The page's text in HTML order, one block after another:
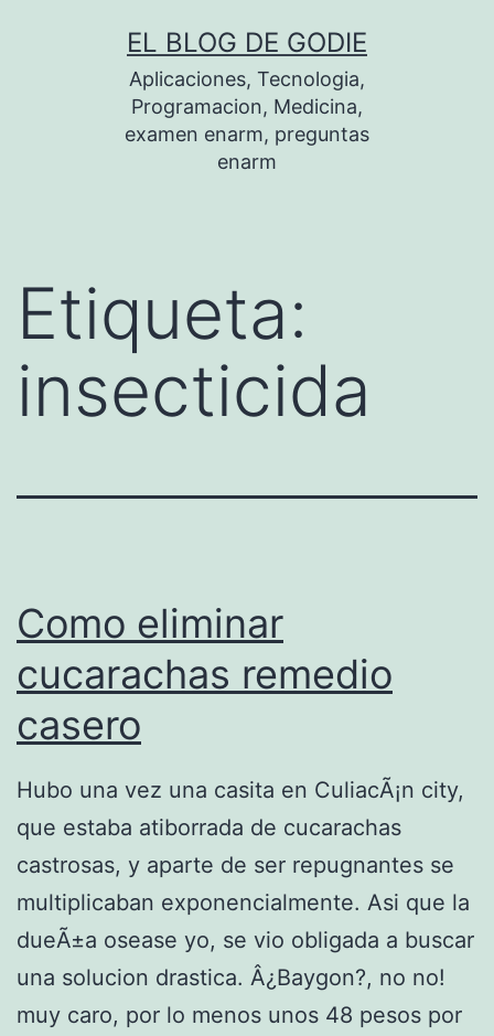
EL BLOG DE GODIE
Aplicaciones, Tecnologia,
Programacion, Medicina,
examen enarm, preguntas
enarm
Etiqueta:
insecticida
Como eliminar
cucarachas remedio
casero
Hubo una vez una casita en CuliacÃ¡n city,
que estaba atiborrada de cucarachas
castrosas, y aparte de ser repugnantes se
multiplicaban exponencialmente. Asi que la
dueÃ±a osease yo, se vio obligada a buscar
una solucion drastica. Â¿Baygon?, no no!
muy caro, por lo menos unos 48 pesos por